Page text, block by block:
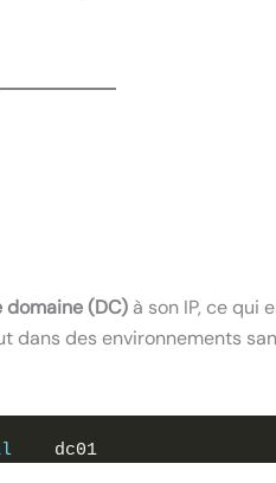
(DC) à son IP, ce qui
dans des environnements
    dc01